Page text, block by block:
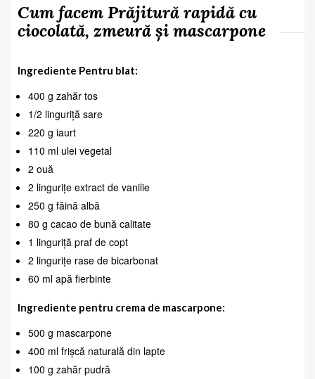
Cum facem Prăjitură rapidă cu
ciocolată, zmeură și mascarpone
Ingrediente Pentru blat:
400 g zahăr tos
1/2 linguriță sare
220 g iaurt
110 ml ulei vegetal
2 ouă
2 lingurițe extract de vanilie
250 g făină albă
80 g cacao de bună calitate
1 linguriță praf de copt
2 lingurițe rase de bicarbonat
60 ml apă fierbinte
Ingrediente pentru crema de mascarpone:
500 g mascarpone
400 ml frișcă naturală din lapte
100 g zahăr pudră